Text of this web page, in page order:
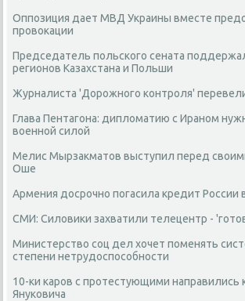
Оппозиция дает МВД Украины вместе
провокации
Председатель польского сената
регионов Казахстана и Польши
Журналиста 'Дорожного контроля'
Глава Пентагона: дипломатию с Ираном
военной силой
Мелис Мырзакматов выступил перед
Оше
Армения досрочно погасила кредит России
СМИ: Силовики захватили телецентр -
Министерство соц дел хочет поменять
степени нетрудоспособности
10-ки каров с протестующими направились
Януковича